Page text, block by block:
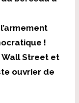
!
Wall Street et
ouvrier de